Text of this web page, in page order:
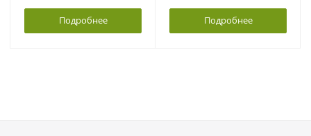
Подробнее Подробнее